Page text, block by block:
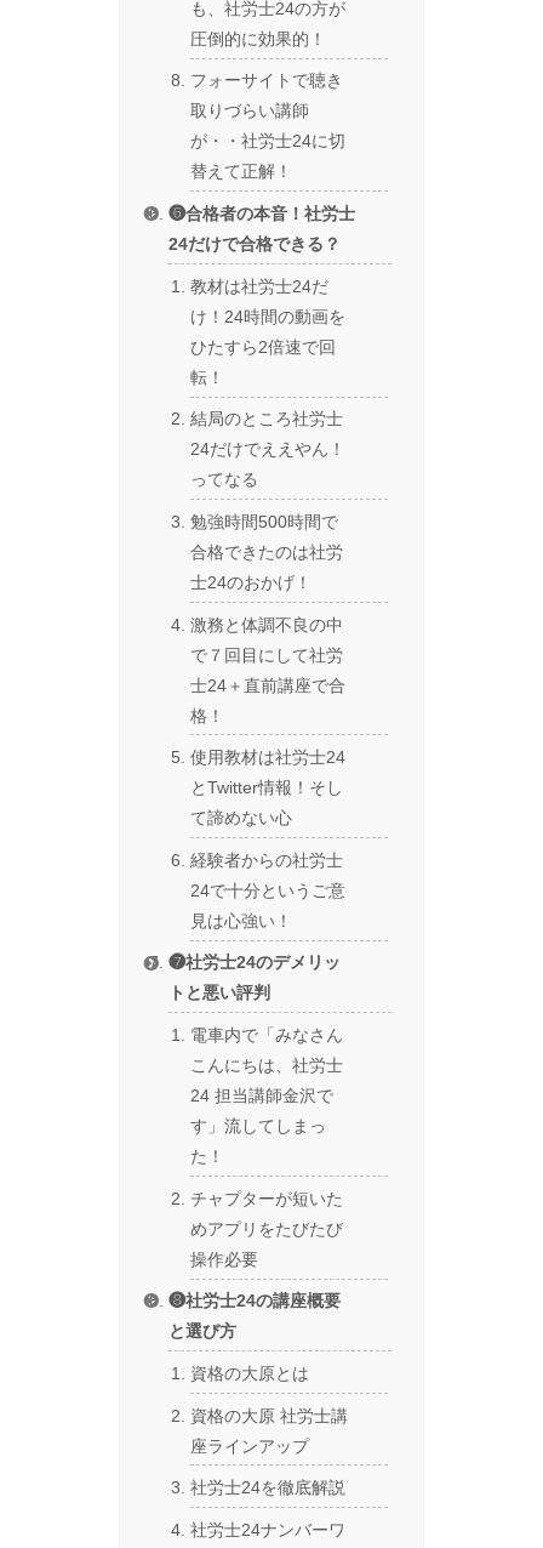
も、社労士24の方が
圧倒的に効果的！
フォーサイトで聴き
取りづらい講師
が・・社労士24に切
替えて正解！
❻合格者の本音！社労士
24だけで合格できる？
教材は社労士24だ
け！24時間の動画を
ひたすら2倍速で回
転！
結局のところ社労士
24だけでええやん！
ってなる
勉強時間500時間で
合格できたのは社労
士24のおかげ！
激務と体調不良の中
で７回目にして社労
士24＋直前講座で合
格！
使用教材は社労士24
とTwitter情報！そし
て諦めない心
経験者からの社労士
24で十分というご意
見は心強い！
❼社労士24のデメリッ
トと悪い評判
電車内で「みなさん
こんにちは、社労士
24 担当講師金沢で
す」流してしまっ
た！
チャプターが短いた
めアプリをたびたび
操作必要
❽社労士24の講座概要
と選び方
資格の大原とは
資格の大原 社労士講
座ラインアップ
社労士24を徹底解説
社労士24ナンバーワ